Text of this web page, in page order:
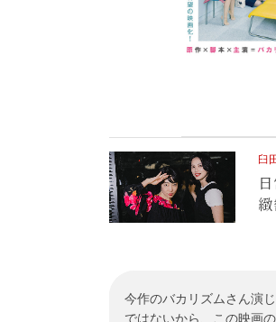
臼
今作のバカリズムさん演
ではないから、この映画